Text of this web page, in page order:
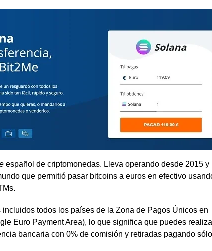
español de criptomonedas. Lleva operando desde 2015 y
que permitió pasar bitcoins a euros en efectivo
todos los países de la Zona de Pagos Únicos en
Euro Payment Area), lo que significa que puedes
bancaria con 0% de comisión y retiradas pagando sólo